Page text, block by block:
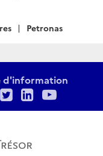
Petronas
d'information
TwitterLinkedIn